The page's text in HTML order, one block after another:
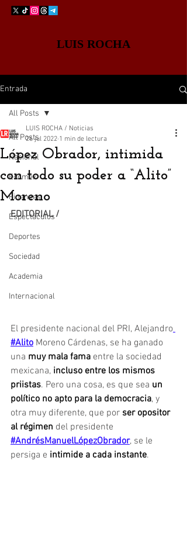
LUIS ROCHA
Entrada
All Posts
Nacional
Edomex
Finanzas
Espectáculos
Deportes
Sociedad
Academia
Internacional
All Posts
López Obrador, intimida
con todo su poder a “Alito”
Moreno
LUIS ROCHA / Noticias
26 jul 2022 1 min de lectura
EDITORIAL /
El presidente nacional del PRI, Alejandro
#Alito Moreno Cárdenas, se ha ganado
una muy mala fama entre la sociedad
mexicana, incluso entre los mismos
priistas. Pero una cosa, es que sea un
político no apto para la democracia, y
otra muy diferente, que por ser opositor
al régimen del presidente
#AndrésManuelLópezObrador, se le
persiga e intimide a cada instante.